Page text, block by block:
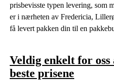
prisbevisste typen levering, som
er i nærheten av Fredericia,
få levert pakken din til en
Veldig enkelt for oss
beste prisene